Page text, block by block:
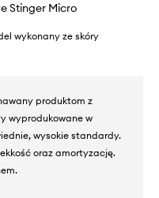
Stinger Micro
wykonany ze skóry
produktom z
wyprodukowane w
wysokie standardy.
oraz amortyzację.